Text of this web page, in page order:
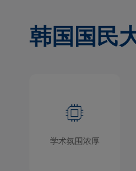
韩国国民
学术氛围浓厚